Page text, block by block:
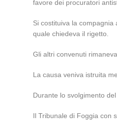
favore dei procuratori
Si costituiva la
quale chiedeva il rigetto.
Gli altri convenuti
La causa veniva istruita
Durante lo svolgimento
Il Tribunale di Foggia con